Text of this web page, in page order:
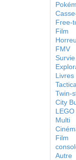
Free-
Film
FMV
Survie
Livres
Twin-
City
LEGO
Multi
Film
Autre